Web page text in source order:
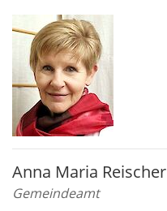
Anna Maria Reischer
Gemeindeamt